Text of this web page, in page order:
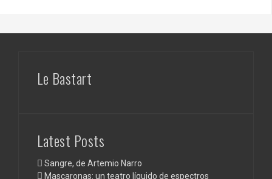
Le Bastart
Latest Posts
Sangre, de Artemio Narro
Mascaronas: un teatro líquido de espectros